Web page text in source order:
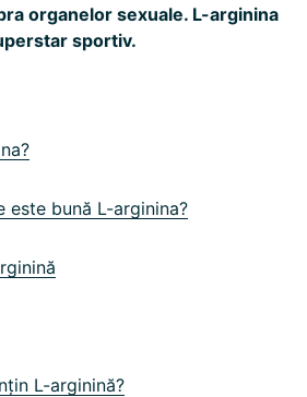
organelor sexuale. L-arginina
sportiv.
bună L-arginina?
L-arginină?